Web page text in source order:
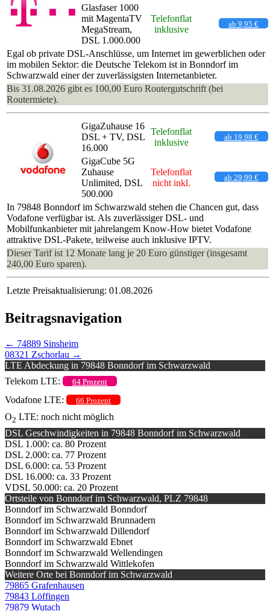
Glasfaser 1000
mit MagentaTV
MegaStream,
DSL 1.000.000
Telefonflat
inklusive
ab 9,95 €
Egal ob private DSL-Anschlüsse, um Internet im gewerblichen oder
im mobilen Sektor: die Deutsche Telekom ist in Bonndorf im
Schwarzwald einer der zuverlässigsten Internetanbieter.
Bis 31.08.2026 gibt es 100,00 Euro Routergutschrift (bei
Routermiete).
GigaZuhause 16
DSL + TV, DSL
16.000
Telefonflat
inklusive
ab 19,98 €
GigaCube 5G
Zuhause
Unlimited, DSL
500.000
Telefonflat
nicht inkl.
ab 29,99 €
In 79848 Bonndorf im Schwarzwald stehen die Chancen gut, dass
Vodafone verfügbar ist. Als zuverlässiger DSL- und
Mobilfunkanbieter mit jahrelangem Know-How bietet Vodafone
attraktive DSL-Pakete, teilweise auch inklusive IPTV.
Dieser Tarif ist 12 Monate lang je 20 Euro günstiger (insgesamt
240,00 Euro sparen).
Letzte Preisaktualisierung: 01.08.2026
Beitragsnavigation
← 74889 Sinsheim
08321 Zschorlau →
LTE Abdeckung in 79848 Bonndorf im Schwarzwald
Telekom LTE:
64 Prozent
Vodafone LTE: 66 Prozent
O2 LTE: noch nicht möglich
DSL Geschwindigkeiten in 79848 Bonndorf im Schwarzwald
DSL 1.000: ca. 80 Prozent
DSL 2.000: ca. 77 Prozent
DSL 6.000: ca. 53 Prozent
DSL 16.000: ca. 33 Prozent
VDSL 50.000: ca. 20 Prozent
Ortsteile von Bonndorf im Schwarzwald, PLZ 79848
Bonndorf im Schwarzwald Bonndorf
Bonndorf im Schwarzwald Brunnadern
Bonndorf im Schwarzwald Dillendorf
Bonndorf im Schwarzwald Ebnet
Bonndorf im Schwarzwald Wellendingen
Bonndorf im Schwarzwald Wittlekofen
Weitere Orte bei Bonndorf im Schwarzwald
79865 Grafenhausen
79843 Löffingen
79879 Wutach